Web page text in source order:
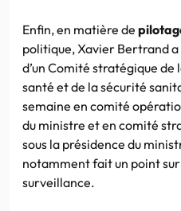
Enfin, en matière de
politique, Xavier Bertrand
d’un Comité stratégique
santé et de la sécurité
semaine en comité
du ministre et en comité
sous la présidence du
notamment fait un point
surveillance.